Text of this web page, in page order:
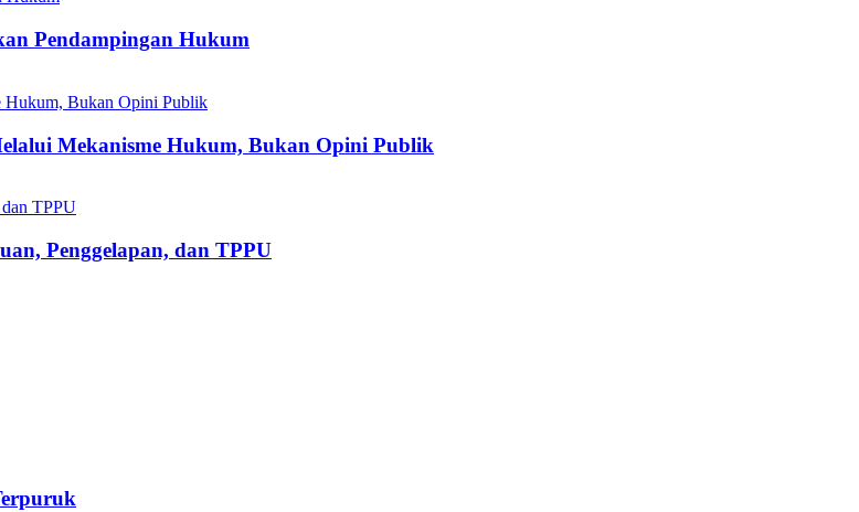
Pendampingan Hukum
Mekanisme Hukum, Bukan Opini Publik
Penggelapan, dan TPPU